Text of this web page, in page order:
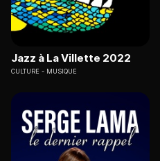
Jazz à La Villette 2022
CULTURE MUSIQUE